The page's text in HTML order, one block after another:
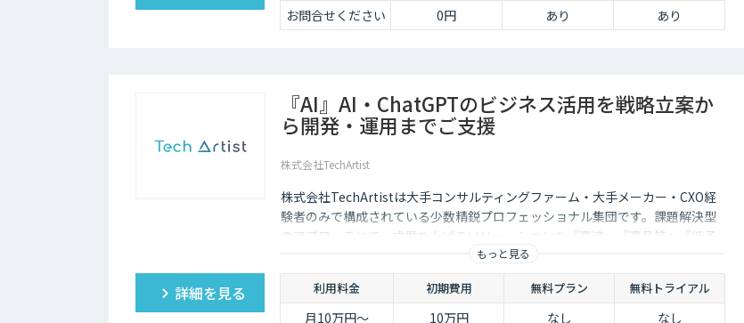
お問合せください 0円 あり あり
『AI』AI・ChatGPTのビジネス活用を戦略立案か
ら開発・運用までご支援
株式会社TechArtist
株式会社TechArtistは大手コンサルティングファーム・大手メーカー・CXO経
験者のみで構成されている少数精鋭プロフェッショナル集団です。課題解決型
のアプローチにて、成果を上げるソリューションを『高速』『高品質』『低予
もっと見る
詳細を見る 利用料金 初期費用 無料プラン 無料トライアル
月10万円〜 10万円 なし なし